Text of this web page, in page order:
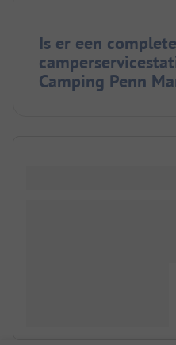
Is er een complete
Camping Penn